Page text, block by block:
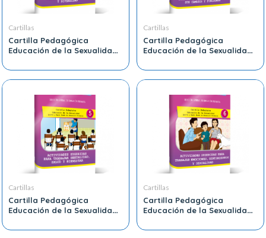
Cartillas
Cartilla Pedagógica
Educación de la Sexualidad
Educación Primaria 3
Cartillas
Cartilla Pedagógica
Educación de la Sexualidad
Educación Primaria 4
Cartillas
Cartilla Pedagógica
Educación de la Sexualidad
Educación Primaria 5
Cartillas
Cartilla Pedagógica
Educación de la Sexualidad
Educación Primaria 6